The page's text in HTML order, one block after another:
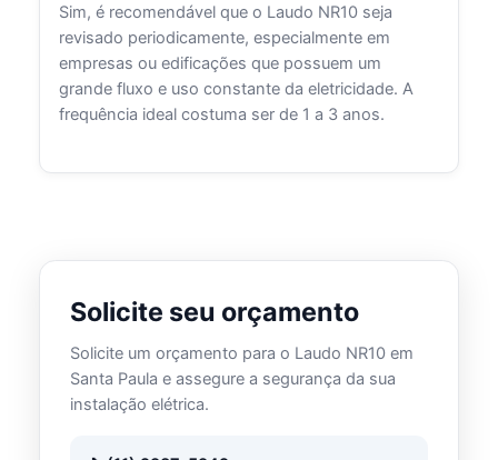
Sim, é recomendável que o Laudo NR10 seja
revisado periodicamente, especialmente em
empresas ou edificações que possuem um
grande fluxo e uso constante da eletricidade. A
frequência ideal costuma ser de 1 a 3 anos.
Solicite seu orçamento
Solicite um orçamento para o Laudo NR10 em
Santa Paula e assegure a segurança da sua
instalação elétrica.